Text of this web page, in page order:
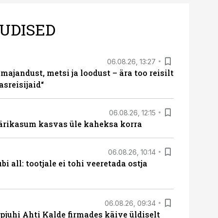
06.08.26, 13:27
metsi ja loodust – ära too reisilt
06.08.26, 12:15
kasvas üle kaheksa korra
06.08.26, 10:14
all: tootjale ei tohi veeretada ostja
06.08.26, 09:34
Ahti Kalde firmades käive üldiselt